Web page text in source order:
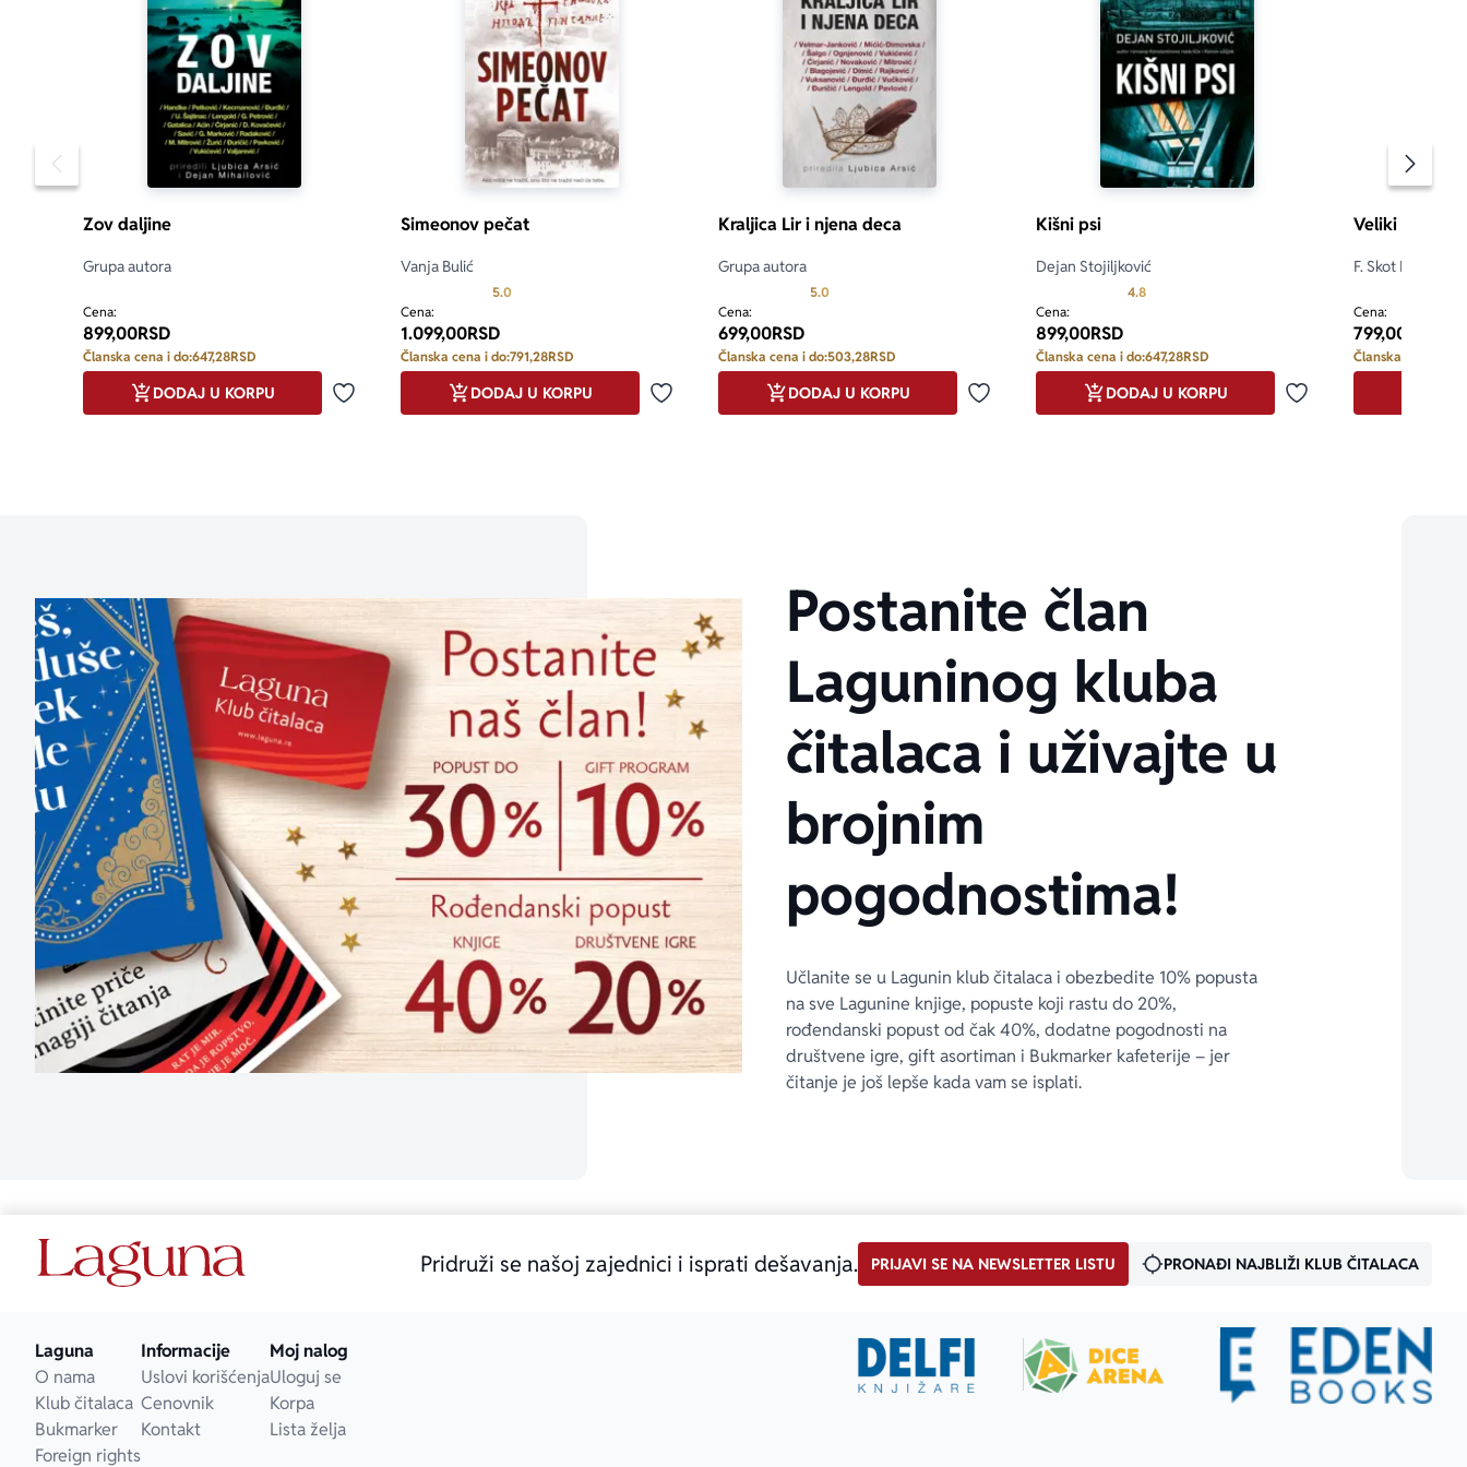
Pomeranje sadržaja slajdera u levo
Zov daljine
Grupa autora
Cena:
899,00RSD
Članska cena i do:647,28RSD
Dodaj u omiljene
DODAJ U KORPU
Simeonov pečat
Vanja Bulić
5.0
Cena:
1.099,00RSD
Članska cena i do:791,28RSD
Dodaj u omiljene
DODAJ U KORPU
Kraljica Lir i njena deca
Grupa autora
5.0
Cena:
699,00RSD
Članska cena i do:503,28RSD
Dodaj u omiljene
DODAJ U KORPU
Kišni psi
Dejan Stojiljković
4.8Prosecna ocena je 4.8 od 5
Cena:
899,00RSD
Članska cena i do:647,28RSD
Dodaj u omiljene
DODAJ U KORPU
Veliki Getsbi
F. Skot Ficdžerald
Cena:
799,00
Članska cena i do:
Postanite član
Laguninog kluba
čitalaca i uživajte u
brojnim
pogodnostima!
Učlanite se u Lagunin klub čitalaca i obezbedite 10% popusta
na sve Lagunine knjige, popuste koji rastu do 20%,
rođendanski popust od čak 40%, dodatne pogodnosti na
društvene igre, gift asortiman i Bukmarker kafeterije – jer
čitanje je još lepše kada vam se isplati.
Pridruži se našoj zajednici i isprati dešavanja. PRIJAVI SE NA NEWSLETTER LISTU PRONAĐI NAJBLIŽI KLUB ČITALACA
Laguna
O nama
Klub čitalaca
Bukmarker
Foreign rights
Informacije
Uslovi korišćenja
Cenovnik
Kontakt
Moj nalog
Uloguj se
Korpa
Lista želja